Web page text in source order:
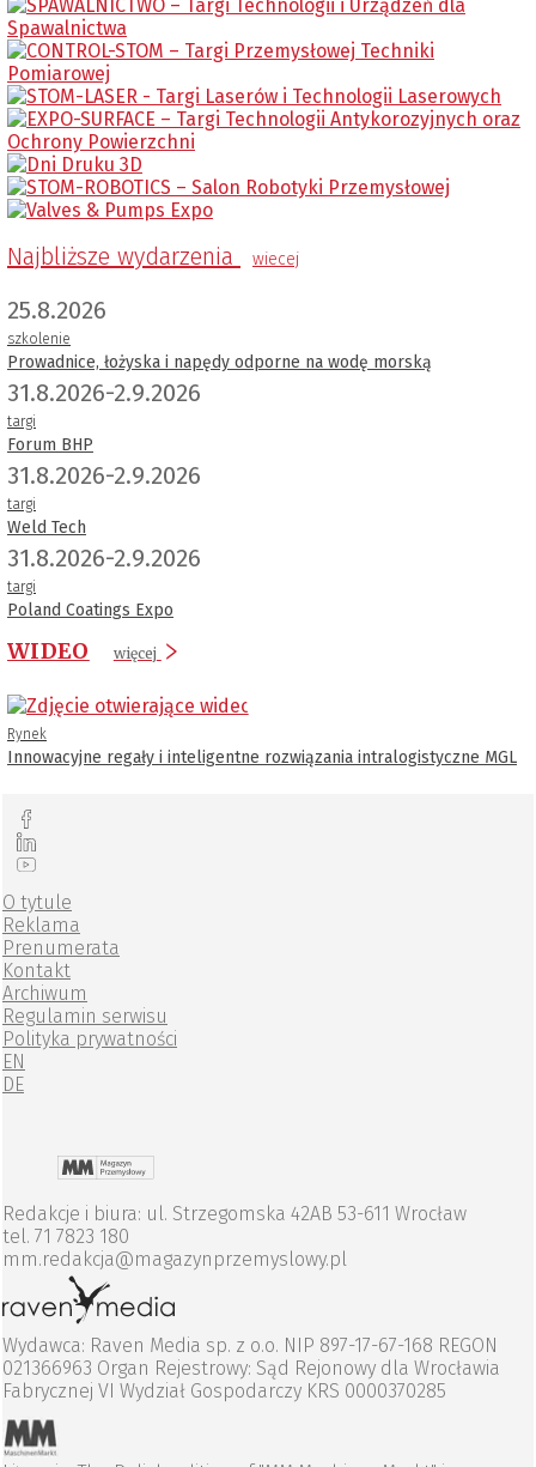
Najbliższe wydarzenia wiecej
25.8.2026
szkolenie
Prowadnice, łożyska i napędy odporne na wodę morską
31.8.2026-2.9.2026
targi
Forum BHP
31.8.2026-2.9.2026
targi
Weld Tech
31.8.2026-2.9.2026
targi
Poland Coatings Expo
WIDEO więcej
Rynek
Innowacyjne regały i inteligentne rozwiązania intralogistyczne MGL
O tytule
Reklama
Prenumerata
Kontakt
Archiwum
Regulamin serwisu
Polityka prywatności
EN
DE
Redakcje i biura: ul. Strzegomska 42AB 53-611 Wrocław
tel. 71 7823 180
mm.redakcja@magazynprzemyslowy.pl
Wydawca: Raven Media sp. z o.o. NIP 897-17-67-168 REGON
021366963 Organ Rejestrowy: Sąd Rejonowy dla Wrocławia
Fabrycznej VI Wydział Gospodarczy KRS 0000370285